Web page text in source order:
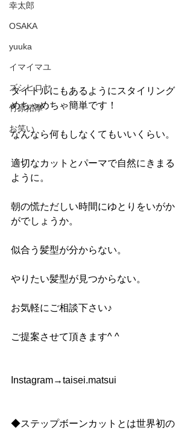
幸太郎
OSAKA
yuuka
イマイマユ
ズシヒロヤ
竹原拓摩
お笑い
タイトルにもあるようにスタイリング
めちゃめちゃ簡単です！
なんなら何もしなくてもいいくらい。
適切なカットとパーマで自然にきまる
ように。
朝の慌ただしい時間にゆとりをいがか
がでしょうか。
似合う髪型が分からない。
やりたい髪型が見つからない。
お気軽にご相談下さい♪
ご提案させて頂きます^ ^
Instagram→taisei.matsui
◆ステップボーンカットとは世界初の